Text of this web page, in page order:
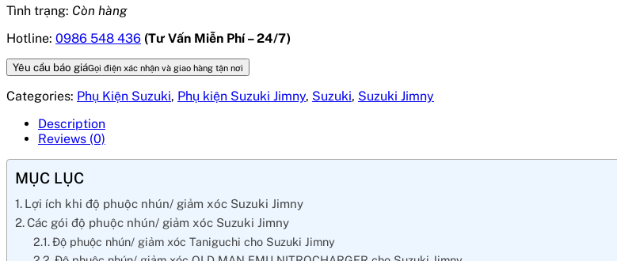
Tình trạng: Còn hàng
Hotline: 0986 548 436 (Tư Vấn Miễn Phí – 24/7)
Yêu cầu báo giáGọi điện xác nhận và giao hàng tận nơi
Categories: Phụ Kiện Suzuki, Phụ kiện Suzuki Jimny, Suzuki, Suzuki Jimny
Description
Reviews (0)
MỤC LỤC
Lợi ích khi độ phuộc nhún/ giảm xóc Suzuki Jimny
Các gói độ phuộc nhún/ giảm xóc Suzuki Jimny
Độ phuộc nhún/ giảm xóc Taniguchi cho Suzuki Jimny